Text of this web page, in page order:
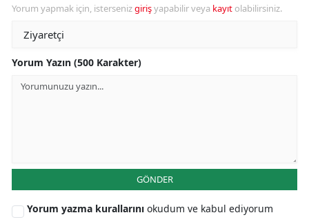
Yorum yapmak için, istersenizgirişyapabilir veya kayıt olabilirsiniz.
Yorum Yazın (500 Karakter)
GÖNDER
Yorum yazma kurallarını okudum ve kabul ediyorum